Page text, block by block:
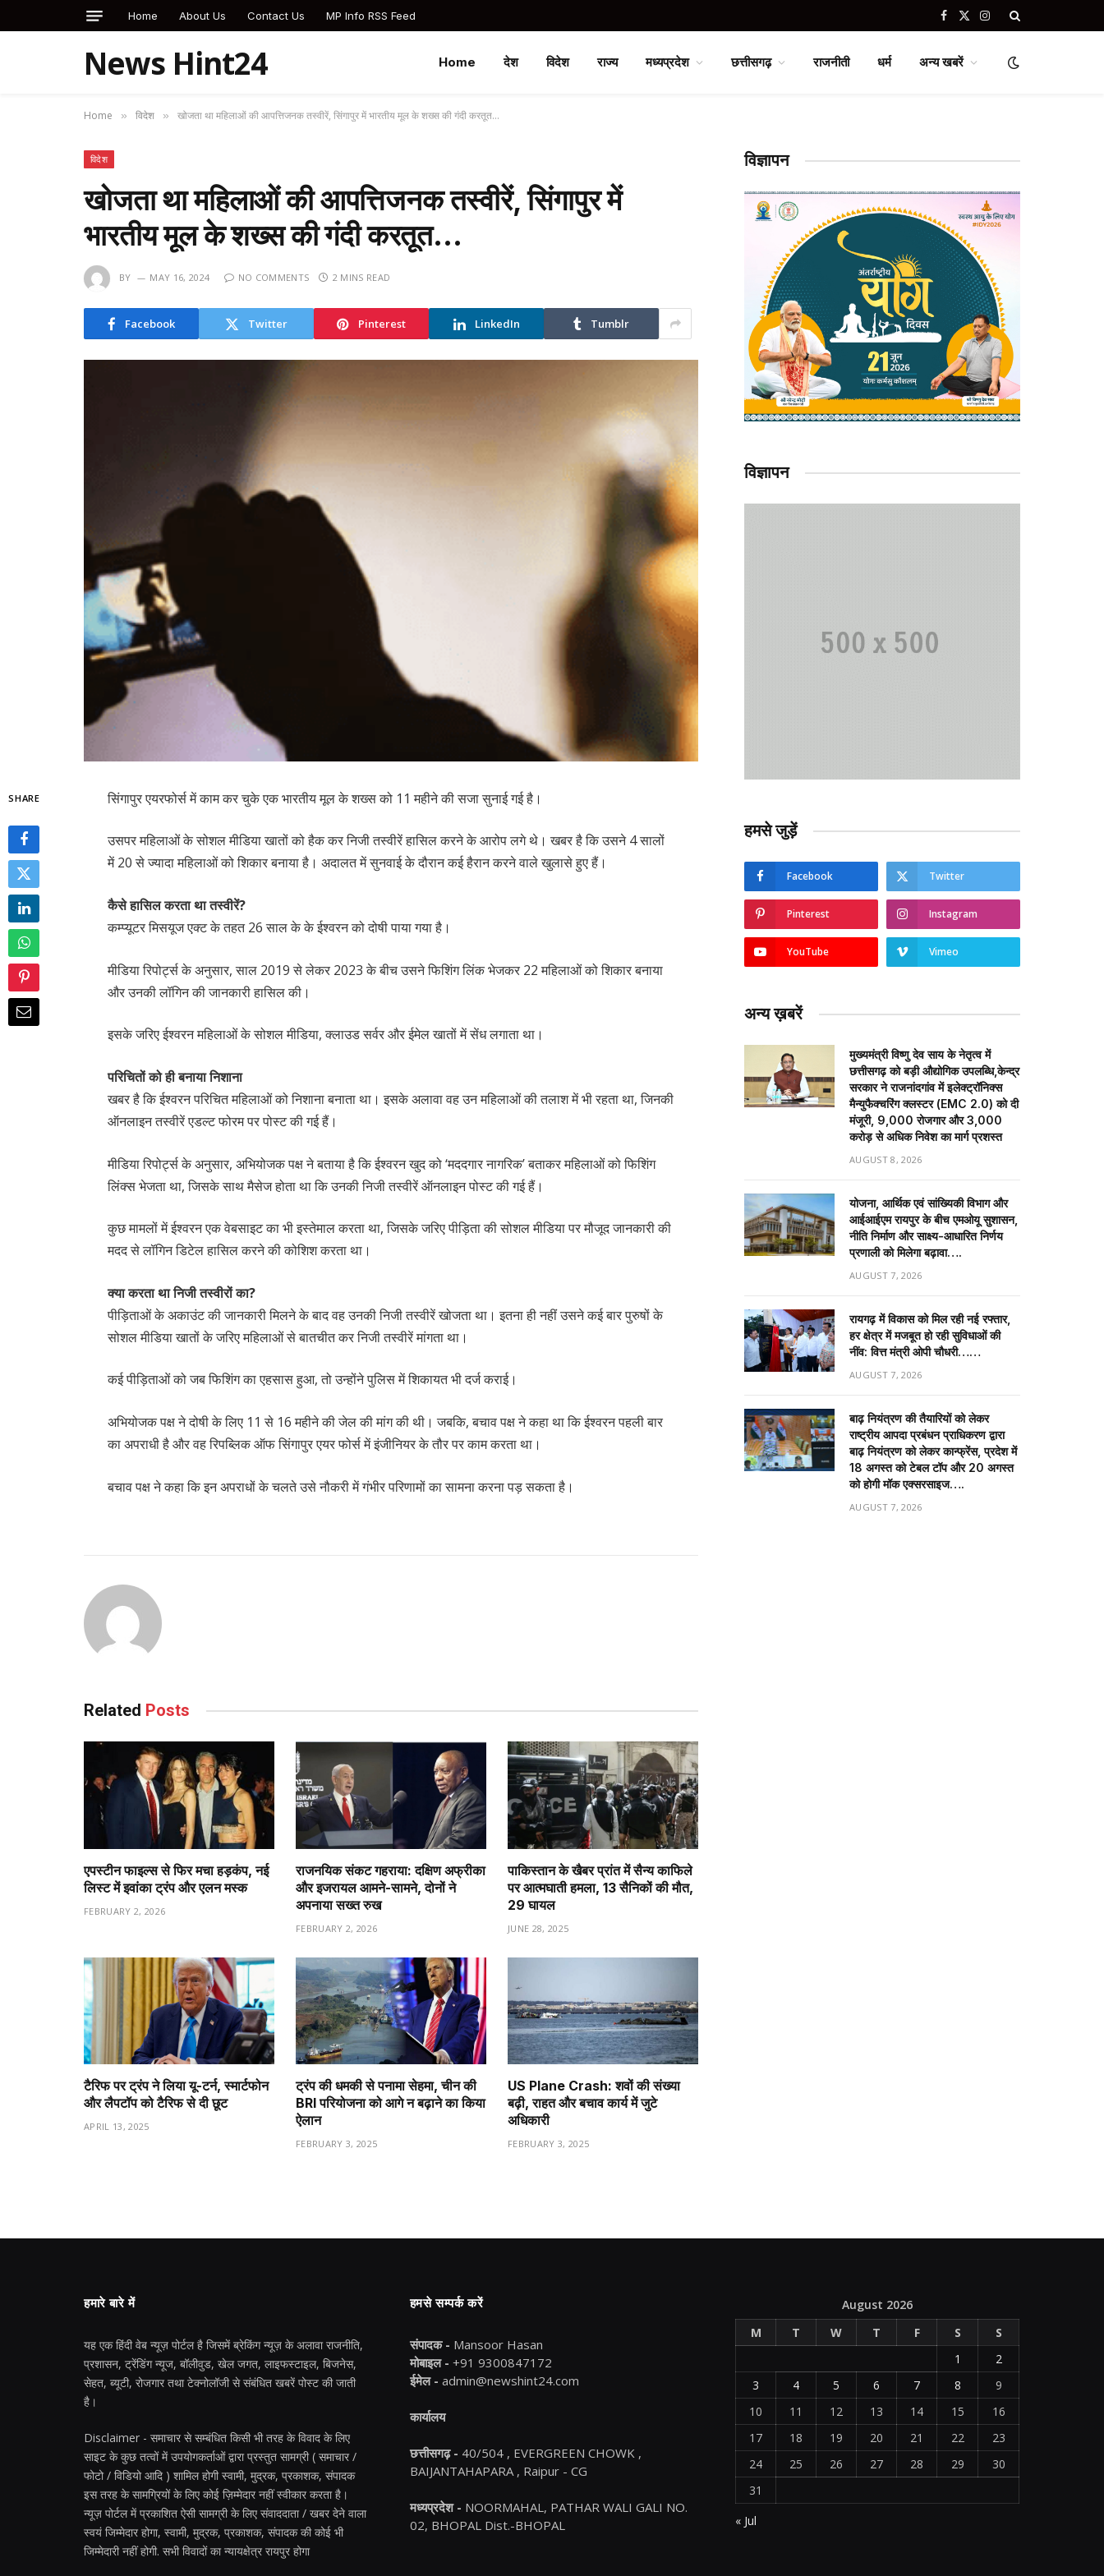
Home About Us Contact Us MP Info RSS Feed Facebook
X
Instagram
News Hint24 Home देश विदेश राज्य मध्यप्रदेश छत्तीसगढ़ राजनीती धर्म अन्य खबरें
Home » विदेश » खोजता था महिलाओं की आपत्तिजनक तस्वीरें, सिंगापुर में भारतीय मूल के शख्स की गंदी करतूत…
विदेश
खोजता था महिलाओं की आपत्तिजनक तस्वीरें, सिंगापुर में
भारतीय मूल के शख्स की गंदी करतूत…
BY MAY 16, 2024 NO COMMENTS 2 MINS READ
Facebook Twitter Pinterest LinkedIn Tumblr
SHARE सिंगापुर एयरफोर्स में काम कर चुके एक भारतीय मूल के शख्स को 11 महीने की सजा सुनाई गई है।
उसपर महिलाओं के सोशल मीडिया खातों को हैक कर निजी तस्वीरें हासिल करने के आरोप लगे थे। खबर है कि उसने 4 सालों
में 20 से ज्यादा महिलाओं को शिकार बनाया है। अदालत में सुनवाई के दौरान कई हैरान करने वाले खुलासे हुए हैं।
कैसे हासिल करता था तस्वीरें?
कम्प्यूटर मिसयूज एक्ट के तहत 26 साल के के ईश्वरन को दोषी पाया गया है।
मीडिया रिपोर्ट्स के अनुसार, साल 2019 से लेकर 2023 के बीच उसने फिशिंग लिंक भेजकर 22 महिलाओं को शिकार बनाया
और उनकी लॉगिन की जानकारी हासिल की।
इसके जरिए ईश्वरन महिलाओं के सोशल मीडिया, क्लाउड सर्वर और ईमेल खातों में सेंध लगाता था।
परिचितों को ही बनाया निशाना
खबर है कि ईश्वरन परिचित महिलाओं को निशाना बनाता था। इसके अलावा वह उन महिलाओं की तलाश में भी रहता था, जिनकी
ऑनलाइन तस्वीरें एडल्ट फोरम पर पोस्ट की गई हैं।
मीडिया रिपोर्ट्स के अनुसार, अभियोजक पक्ष ने बताया है कि ईश्वरन खुद को ‘मददगार नागरिक’ बताकर महिलाओं को फिशिंग
लिंक्स भेजता था, जिसके साथ मैसेज होता था कि उनकी निजी तस्वीरें ऑनलाइन पोस्ट की गई हैं।
कुछ मामलों में ईश्वरन एक वेबसाइट का भी इस्तेमाल करता था, जिसके जरिए पीड़िता की सोशल मीडिया पर मौजूद जानकारी की
मदद से लॉगिन डिटेल हासिल करने की कोशिश करता था।
क्या करता था निजी तस्वीरों का?
पीड़िताओं के अकाउंट की जानकारी मिलने के बाद वह उनकी निजी तस्वीरें खोजता था। इतना ही नहीं उसने कई बार पुरुषों के
सोशल मीडिया खातों के जरिए महिलाओं से बातचीत कर निजी तस्वीरें मांगता था।
कई पीड़िताओं को जब फिशिंग का एहसास हुआ, तो उन्होंने पुलिस में शिकायत भी दर्ज कराई।
अभियोजक पक्ष ने दोषी के लिए 11 से 16 महीने की जेल की मांग की थी। जबकि, बचाव पक्ष ने कहा था कि ईश्वरन पहली बार
का अपराधी है और वह रिपब्लिक ऑफ सिंगापुर एयर फोर्स में इंजीनियर के तौर पर काम करता था।
बचाव पक्ष ने कहा कि इन अपराधों के चलते उसे नौकरी में गंभीर परिणामों का सामना करना पड़ सकता है।
Related Posts
एपस्टीन फाइल्स से फिर मचा हड़कंप, नई
लिस्ट में इवांका ट्रंप और एलन मस्क
FEBRUARY 2, 2026
राजनयिक संकट गहराया: दक्षिण अफ्रीका
और इजरायल आमने-सामने, दोनों ने
अपनाया सख्त रुख
FEBRUARY 2, 2026
पाकिस्तान के खैबर प्रांत में सैन्य काफिले
पर आत्मघाती हमला, 13 सैनिकों की मौत,
29 घायल
JUNE 28, 2025
टैरिफ पर ट्रंप ने लिया यू-टर्न, स्मार्टफोन
और लैपटॉप को टैरिफ से दी छूट
APRIL 13, 2025
ट्रंप की धमकी से पनामा सेहमा, चीन की
BRI परियोजना को आगे न बढ़ाने का किया
ऐलान
FEBRUARY 3, 2025
US Plane Crash: शवों की संख्या
बढ़ी, राहत और बचाव कार्य में जुटे
अधिकारी
FEBRUARY 3, 2025
विज्ञापन
विज्ञापन
हमसे जुड़ें
Facebook Twitter
Pinterest Instagram
YouTube Vimeo
अन्य ख़बरें
मुख्यमंत्री विष्णु देव साय के नेतृत्व में
छत्तीसगढ़ को बड़ी औद्योगिक उपलब्धि,केन्द्र
सरकार ने राजनांदगांव में इलेक्ट्रॉनिक्स
मैन्युफैक्चरिंग क्लस्टर (EMC 2.0) को दी
मंजूरी, 9,000 रोजगार और ₹3,000
करोड़ से अधिक निवेश का मार्ग प्रशस्त
AUGUST 8, 2026
योजना, आर्थिक एवं सांख्यिकी विभाग और
आईआईएम रायपुर के बीच एमओयू सुशासन,
नीति निर्माण और साक्ष्य-आधारित निर्णय
प्रणाली को मिलेगा बढ़ावा….
AUGUST 7, 2026
रायगढ़ में विकास को मिल रही नई रफ्तार,
हर क्षेत्र में मजबूत हो रही सुविधाओं की
नींव: वित्त मंत्री ओपी चौधरी……
AUGUST 7, 2026
बाढ़ नियंत्रण की तैयारियों को लेकर
राष्ट्रीय आपदा प्रबंधन प्राधिकरण द्वारा
बाढ़ नियंत्रण को लेकर कान्फ्रेंस, प्रदेश में
18 अगस्त को टेबल टॉप और 20 अगस्त
को होगी मॉक एक्सरसाइज….
AUGUST 7, 2026
हमारे बारे में
यह एक हिंदी वेब न्यूज़ पोर्टल है जिसमें ब्रेकिंग न्यूज़ के अलावा राजनीति,
प्रशासन, ट्रेंडिंग न्यूज, बॉलीवुड, खेल जगत, लाइफस्टाइल, बिजनेस,
सेहत, ब्यूटी, रोजगार तथा टेक्नोलॉजी से संबंधित खबरें पोस्ट की जाती
है।
Disclaimer - समाचार से सम्बंधित किसी भी तरह के विवाद के लिए
साइट के कुछ तत्वों में उपयोगकर्ताओं द्वारा प्रस्तुत सामग्री ( समाचार /
फोटो / विडियो आदि ) शामिल होगी स्वामी, मुद्रक, प्रकाशक, संपादक
इस तरह के सामग्रियों के लिए कोई ज़िम्मेदार नहीं स्वीकार करता है।
न्यूज़ पोर्टल में प्रकाशित ऐसी सामग्री के लिए संवाददाता / खबर देने वाला
स्वयं जिम्मेदार होगा, स्वामी, मुद्रक, प्रकाशक, संपादक की कोई भी
जिम्मेदारी नहीं होगी. सभी विवादों का न्यायक्षेत्र रायपुर होगा
हमसे सम्पर्क करें
संपादक - Mansoor Hasan
मोबाइल - +91 9300847172
ईमेल - admin@newshint24.com
कार्यालय
छत्तीसगढ़ - 40/504 , EVERGREEN CHOWK ,
BAIJANTAHAPARA , Raipur - CG
मध्यप्रदेश - NOORMAHAL, PATHAR WALI GALI NO.
02, BHOPAL Dist.-BHOPAL
August 2026
M
T W T F S
S
1
2
3
4 5 6 7 8
9
10
11 12 13 14 15
16
17
18 19 20 21 22
23
24
25 26 27 28 29
30
31
« Jul